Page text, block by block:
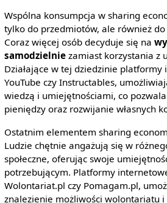
Wspólna konsumpcja w sharing
tylko do przedmiotów, ale również do
Coraz więcej osób decyduje się na
samodzielniezamiast korzystania z
Działające w tej dziedzinie
YouTube czy Instructables,
wiedzą i umiejętnościami, co
pieniędzy oraz rozwijanie własnych
Ostatnim elementem sharing
Ludzie chętnie angażują się w
społeczne, oferując swoje
potrzebującym. Platformy
Wolontariat.pl czy Pomagam.pl,
znalezienie możliwości wolontariatu i